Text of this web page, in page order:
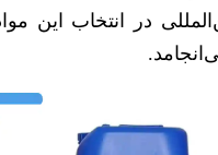
در انتخاب این